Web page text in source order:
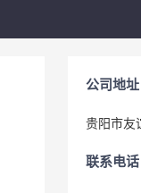
公司地址
贵阳市友
联系电话